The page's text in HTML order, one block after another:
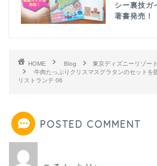
シー裏技ガ
著書発売！
HOME Blog 東京ディズニーリゾート
牛肉たっぷりクリスマスグラタンのセットを
リストランテ 06
POSTED COMMENT